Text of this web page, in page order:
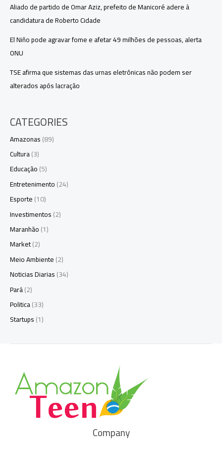
Aliado de partido de Omar Aziz, prefeito de Manicoré adere à
candidatura de Roberto Cidade
El Niño pode agravar fome e afetar 49 milhões de pessoas, alerta
ONU
TSE afirma que sistemas das urnas eletrônicas não podem ser
alterados após lacração
CATEGORIES
Amazonas(89)
Cultura(3)
Educação(5)
Entretenimento(24)
Esporte(10)
Investimentos(2)
Maranhão(1)
Market(2)
Meio Ambiente(2)
Noticias Diarias(34)
Pará(2)
Politica(33)
Startups(1)
Company